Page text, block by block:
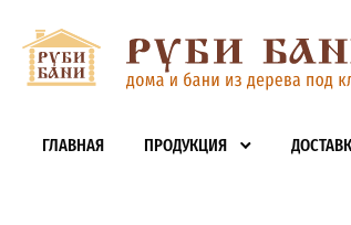
ГЛАВНАЯ ПРОДУКЦИЯ